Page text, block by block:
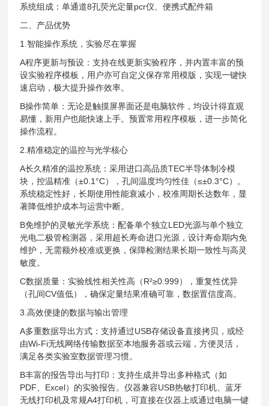
系统组成：单通道8孔荧光定量pcr仪、便携式配件箱
二、产品优势
1.智能操作系统，实验尽在掌握
A程序更新与预设：支持在线更新实验程序，并内置丰富的预
设实验程序模板，用户亦可自定义保存常用模版，实现一键快
速启动，极大提升操作效率。
B操作简单：无论是触摸屏界面还是电脑软件，均设计得直观
易懂，新用户也能快速上手。预置常用程序模板，进一步简化
操作流程。
2.精准稳定的温控与光学核心
A长久精准的温控系统：采用进口高品质TEC半导体制冷模
块，控温精准（±0.1°C），孔间温度均匀性佳（≤±0.3°C）。
系统稳定性好，长期使用性能衰减小，校准周期长达数年，显
著降低维护成本与运营中断。
B免维护的灵敏光学系统：配备单个独立LED光源与单个独立
光电二极管检测器，采用超长寿命进口光源，设计寿命期内免
维护，无需额外校准或更换，保障检测结果长期一致性与高灵
敏度。
C数据质量：实验线性相关性高（R²≥0.999），重复性优异
（孔间CV值低），确保定量结果准确可靠，数据置信度高。
3.高效便捷的数据与输出管理
A多重数据导出方式：支持通过USB存储设备直接拷贝，或经
由Wi-Fi无线网络传输数据至本地服务器或云端，方便灵活，
满足各类实验室数据管理习惯。
B丰富的报告导出与打印：支持生成并导出多种格式（如
PDF、Excel）的实验报告。仪器兼容USB热敏打印机、蓝牙
无线打印机及常规A4打印机，可直接在仪器上或通过电脑一键